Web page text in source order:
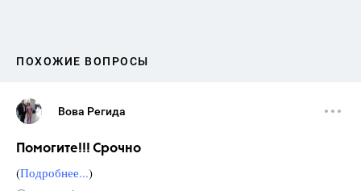
ПОХОЖИЕ ВОПРОСЫ
Вова Регида
Помогите!!! Срочно
(Подробнее...)